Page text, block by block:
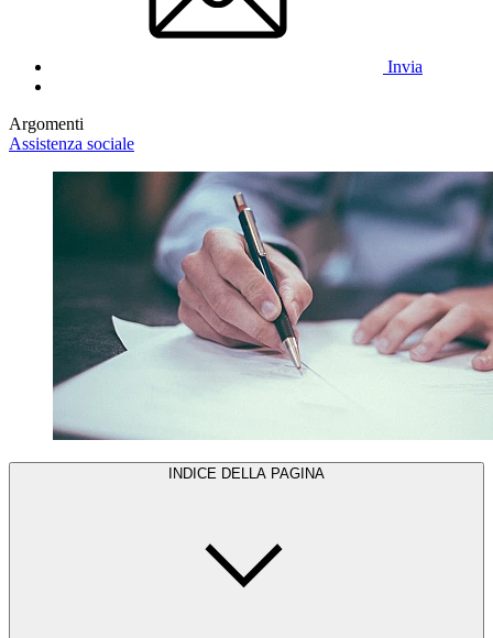
Invia
Argomenti
Assistenza sociale
INDICE DELLA PAGINA